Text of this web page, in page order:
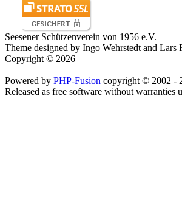
Seesener Schützenverein von 1956 e.V.
Theme designed by Ingo Wehrstedt and Lars
Copyright © 2026
Powered by PHP-Fusion copyright © 2002 -
Released as free software without warranties